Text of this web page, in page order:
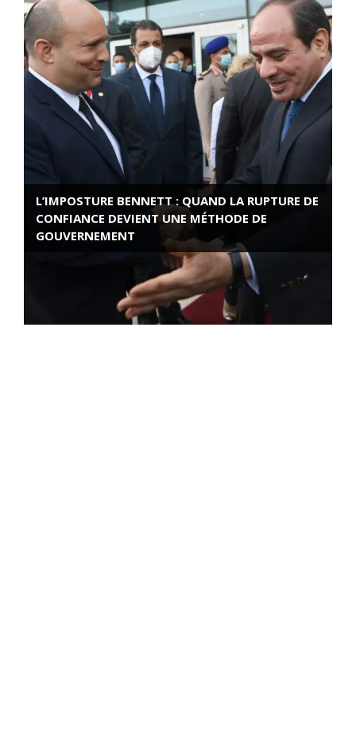
L’IMPOSTURE BENNETT : QUAND LA RUPTURE DE
CONFIANCE DEVIENT UNE MÉTHODE DE
GOUVERNEMENT
ROSE VALLAND, HEROÏNE DE LA RESISTANCE